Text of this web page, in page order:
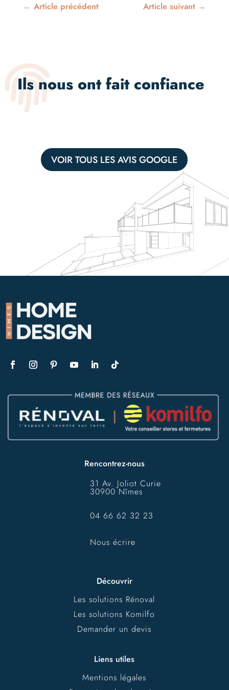
← Article précédent Article suivant →

Ils nous ont fait confiance
VOIR TOUS LES AVIS GOOGLE
Rencontrez-nous
31 Av. Joliot Curie
30900 Nîmes
04 66 62 32 23
Nous écrire
Découvrir
Les solutions Rénoval
Les solutions Komilfo
Demander un devis
Liens utiles
Mentions légales